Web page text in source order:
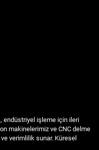
endüstriyel işleme için ileri
makinelerimiz ve CNC delme
verimlilik sunar. Küresel